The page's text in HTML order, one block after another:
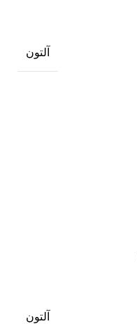
آلتون
آلتون